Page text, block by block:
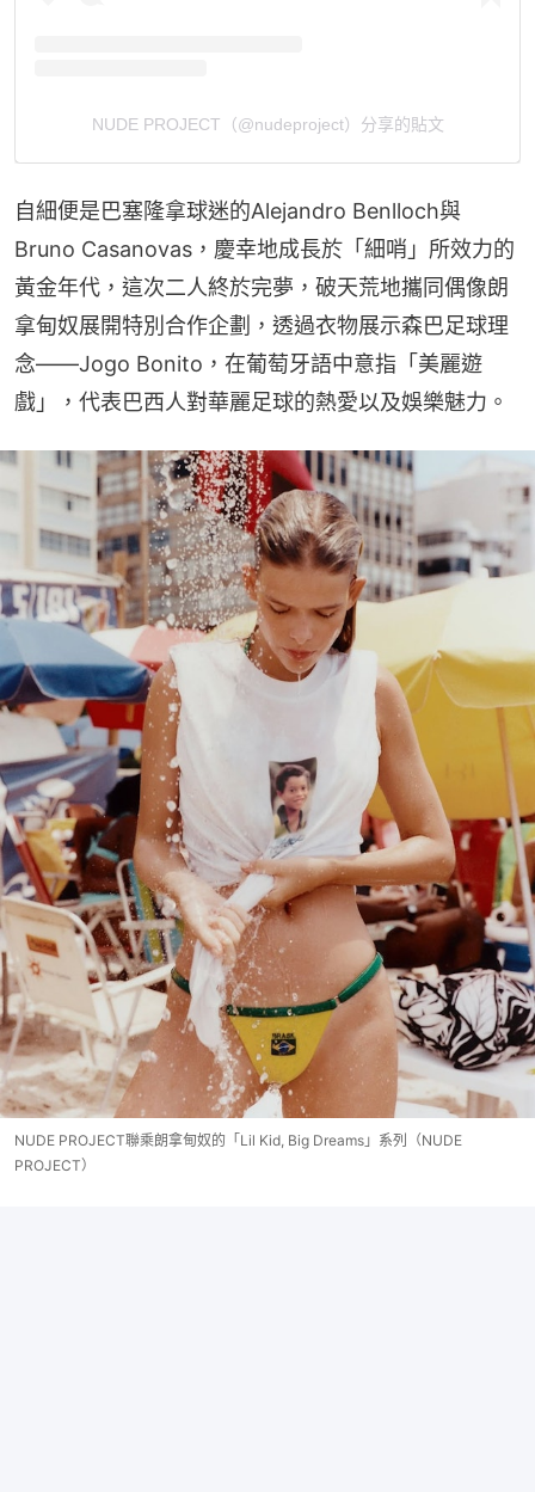
NUDE PROJECT（@nudeproject）分享的貼文
自細便是巴塞隆拿球迷的Alejandro Benlloch與
Bruno Casanovas，慶幸地成長於「細哨」所效力的
黃金年代，這次二人終於完夢，破天荒地攜同偶像朗
拿甸奴展開特別合作企劃，透過衣物展示森巴足球理
念——Jogo Bonito，在葡萄牙語中意指「美麗遊
戲」，代表巴西人對華麗足球的熱愛以及娛樂魅力。
NUDE PROJECT聯乘朗拿甸奴的「Lil Kid, Big Dreams」系列（NUDE
PROJECT）